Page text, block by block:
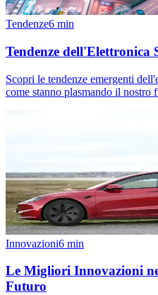
Tendenze6 min
Tendenze dell'Elettronica
Scopri le tendenze emergenti
come stanno plasmando il nostro
Innovazioni6 min
Le Migliori Innovazioni
Futuro